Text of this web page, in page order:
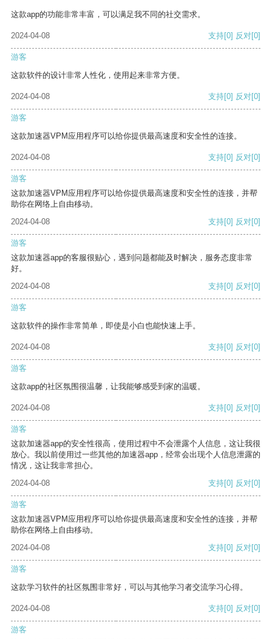
这款app的功能非常丰富，可以满足我不同的社交需求。
2024-04-08 支持[0] 反对[0]
游客
这款软件的设计非常人性化，使用起来非常方便。
2024-04-08 支持[0] 反对[0]
游客
这款加速器VPM应用程序可以给你提供最高速度和安全性的连接。
2024-04-08 支持[0] 反对[0]
游客
这款加速器VPM应用程序可以给你提供最高速度和安全性的连接，并帮
助你在网络上自由移动。
2024-04-08
支持[0] 反对[0]
游客
这款加速器app的客服很贴心，遇到问题都能及时解决，服务态度非常
好。
2024-04-08
支持[0] 反对[0]
游客
这款软件的操作非常简单，即使是小白也能快速上手。
2024-04-08 支持[0] 反对[0]
游客
这款app的社区氛围很温馨，让我能够感受到家的温暖。
2024-04-08 支持[0] 反对[0]
游客
这款加速器app的安全性很高，使用过程中不会泄露个人信息，这让我很
放心。我以前使用过一些其他的加速器app，经常会出现个人信息泄露的
情况，这让我非常担心。
2024-04-08
支持[0] 反对[0]
游客
这款加速器VPM应用程序可以给你提供最高速度和安全性的连接，并帮
助你在网络上自由移动。
2024-04-08
支持[0] 反对[0]
游客
这款学习软件的社区氛围非常好，可以与其他学习者交流学习心得。
2024-04-08 支持[0] 反对[0]
游客